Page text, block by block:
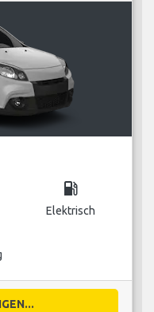
local_gas_station
Elektrisch